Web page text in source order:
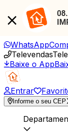
WhatsApp
Televendas
Baixe o App
Entrar
Informe o seu CEP